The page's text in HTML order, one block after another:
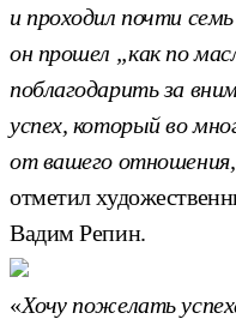
и проходил почти
он прошел „как по
поблагодарить за
успех, который во
от вашего
отметил
Вадим Репин.
«Хочу пожелать